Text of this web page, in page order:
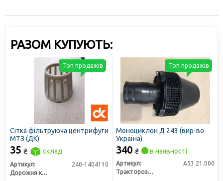
РАЗОМ КУПУЮТЬ:
Сітка фільтруюча центрифуги
МТЗ (ДК)
35 ₴ склад
Артикул:
240-1404110
Дорожня карта
Топ продажів
Моноциклон Д 243 (вир-во
Україна)
340 ₴ в наявності
Артикул:
А53.21.000
Тракторозапчасть г. Ромны
Топ продажів